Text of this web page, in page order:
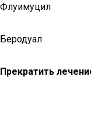
Флуимуцил
Беродуал
Прекратить